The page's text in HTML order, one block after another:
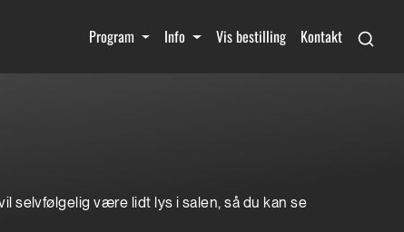
Program Info Vis bestilling Kontakt
selvfølgelig være lidt lys i salen, så du kan se